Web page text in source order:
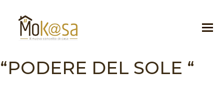
“PODERE DEL SOLE “